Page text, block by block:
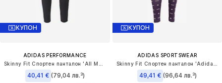
КУПОН
ADIDAS PERFORMANCE
40,41 € (79,04 лв.³)
КУПОН
ADIDAS SPORTSWEAR
49,41 € (96,64 лв.³)